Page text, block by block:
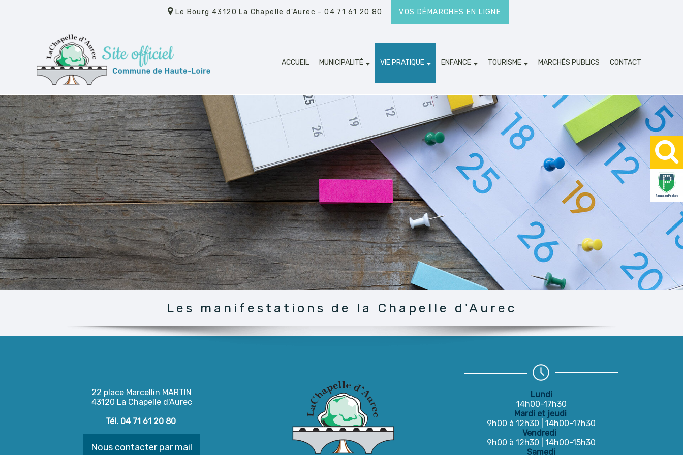
Le Bourg 43120 La Chapelle d'Aurec - 04 71 61 20 80 VOS DÉMARCHES EN LIGNE
ACCUEIL MUNICIPALITÉ VIE PRATIQUE ENFANCE TOURISME MARCHÉS PUBLICS CONTACT
Les manifestations de la Chapelle d'Aurec
22 place Marcellin MARTIN
43120 La Chapelle d'Aurec
Tél. 04 71 61 20 80
Nous contacter par mail
Lundi
14h00-17h30
Mardi et jeudi
9h00 à 12h30 | 14h00-17h30
Vendredi
9h00 à 12h30 | 14h00-15h30
Samedi